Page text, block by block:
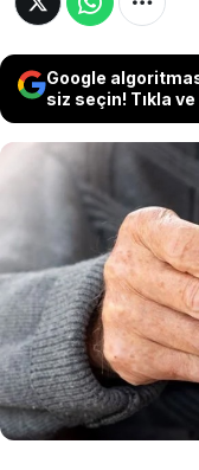
Google
siz seçin! Tıkla ve
Tayyip
olarak
Sekreteri
ayında